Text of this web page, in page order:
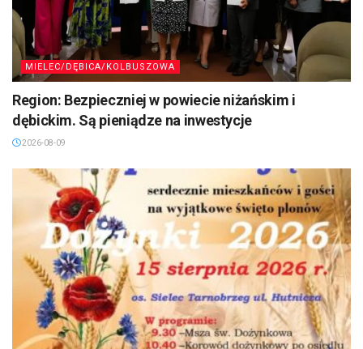
MIELEC/DĘBICA/KOLBUSZOWA
Region: Bezpieczniej w powiecie niżańskim i
dębickim. Są pieniądze na inwestycje
2026-08-09